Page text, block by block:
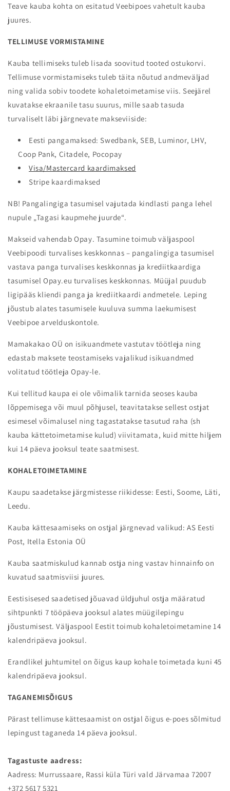
Teave kauba kohta on esitatud Veebipoes vahetult kauba
juures.
TELLIMUSE VORMISTAMINE
Kauba tellimiseks tuleb lisada soovitud tooted ostukorvi.
Tellimuse vormistamiseks tuleb täita nõutud andmeväljad
ning valida sobiv toodete kohaletoimetamise viis. Seejärel
kuvatakse ekraanile tasu suurus, mille saab tasuda
turvaliselt läbi järgnevate makseviiside:
Eesti pangamaksed: Swedbank, SEB, Luminor, LHV,
Coop Pank, Citadele, Pocopay
Visa/Mastercard kaardimaksed
Stripe kaardimaksed
NB! Pangalingiga tasumisel vajutada kindlasti panga lehel
nupule „Tagasi kaupmehe juurde“.
Makseid vahendab Opay. Tasumine toimub väljaspool
Veebipoodi turvalises keskkonnas – pangalingiga tasumisel
vastava panga turvalises keskkonnas ja krediitkaardiga
tasumisel Opay.eu turvalises keskkonnas. Müüjal puudub
ligipääs kliendi panga ja krediitkaardi andmetele. Leping
jõustub alates tasumisele kuuluva summa laekumisest
Veebipoe arvelduskontole.
Mamakakao OÜ on isikuandmete vastutav töötleja ning
edastab maksete teostamiseks vajalikud isikuandmed
volitatud töötleja Opay-le.
Kui tellitud kaupa ei ole võimalik tarnida seoses kauba
lõppemisega või muul põhjusel, teavitatakse sellest ostjat
esimesel võimalusel ning tagastatakse tasutud raha (sh
kauba kättetoimetamise kulud) viivitamata, kuid mitte hiljem
kui 14 päeva jooksul teate saatmisest.
KOHALETOIMETAMINE
Kaupu saadetakse järgmistesse riikidesse: Eesti, Soome, Läti,
Leedu.
Kauba kättesaamiseks on ostjal järgnevad valikud: AS Eesti
Post, Itella Estonia OÜ
Kauba saatmiskulud kannab ostja ning vastav hinnainfo on
kuvatud saatmisviisi juures.
Eestisisesed saadetised jõuavad üldjuhul ostja määratud
sihtpunkti 7 tööpäeva jooksul alates müügilepingu
jõustumisest. Väljaspool Eestit toimub kohaletoimetamine 14
kalendripäeva jooksul.
Erandlikel juhtumitel on õigus kaup kohale toimetada kuni 45
kalendripäeva jooksul.
TAGANEMISÕIGUS
Pärast tellimuse kättesaamist on ostjal õigus e-poes sõlmitud
lepingust taganeda 14 päeva jooksul.
Tagastuste aadress:
Aadress: Murrussaare, Rassi küla Türi vald Järvamaa 72007
+372 5617 5321